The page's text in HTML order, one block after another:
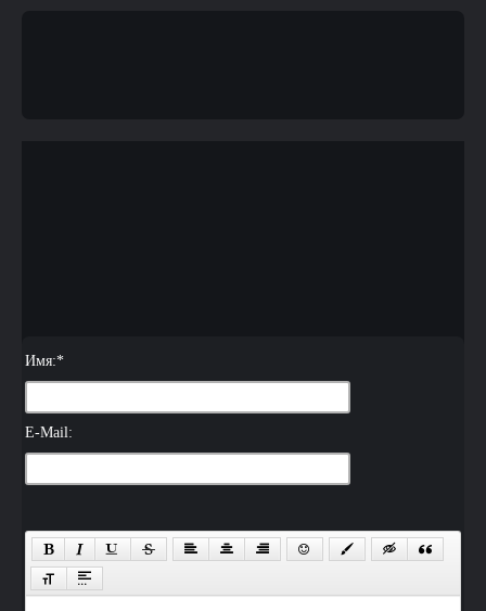
Имя:*
E-Mail: